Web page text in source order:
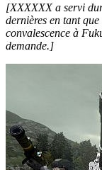
[XXXXXX a servi
dernières en tant
convalescence à
demande.]